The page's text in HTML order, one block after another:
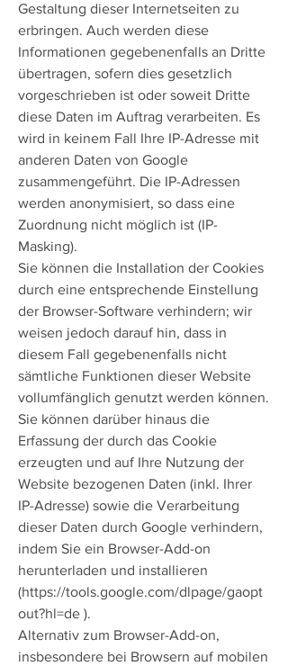
Gestaltung dieser Internetseiten zu
erbringen. Auch werden diese
Informationen gegebenenfalls an Dritte
übertragen, sofern dies gesetzlich
vorgeschrieben ist oder soweit Dritte
diese Daten im Auftrag verarbeiten. Es
wird in keinem Fall Ihre IP-Adresse mit
anderen Daten von Google
zusammengeführt. Die IP-Adressen
werden anonymisiert, so dass eine
Zuordnung nicht möglich ist (IP-
Masking).
Sie können die Installation der Cookies
durch eine entsprechende Einstellung
der Browser-Software verhindern; wir
weisen jedoch darauf hin, dass in
diesem Fall gegebenenfalls nicht
sämtliche Funktionen dieser Website
vollumfänglich genutzt werden können.
Sie können darüber hinaus die
Erfassung der durch das Cookie
erzeugten und auf Ihre Nutzung der
Website bezogenen Daten (inkl. Ihrer
IP-Adresse) sowie die Verarbeitung
dieser Daten durch Google verhindern,
indem Sie ein Browser-Add-on
herunterladen und installieren
(https://tools.google.com/dlpage/gaopt
out?hl=de ).
Alternativ zum Browser-Add-on,
insbesondere bei Browsern auf mobilen